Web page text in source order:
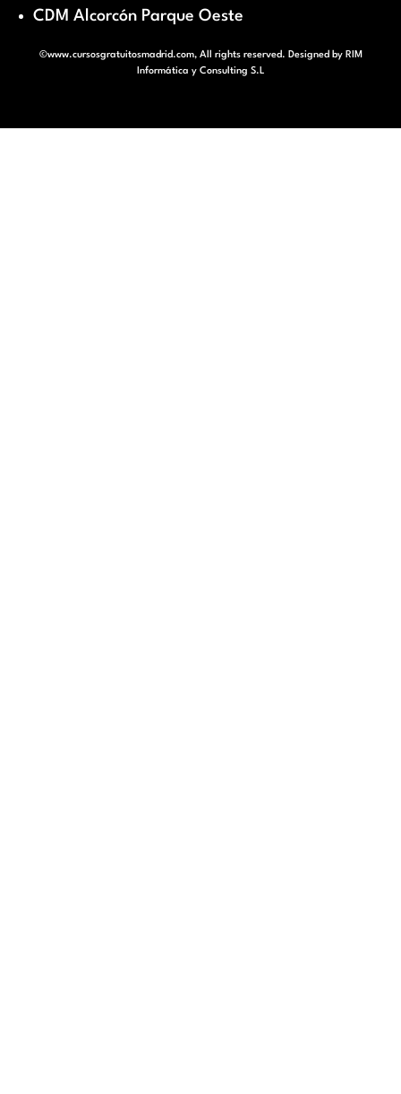
CDM Alcorcón Parque Oeste
©www.cursosgratuitosmadrid.com, All rights reserved. Designed by RIM
Informática y Consulting S.L